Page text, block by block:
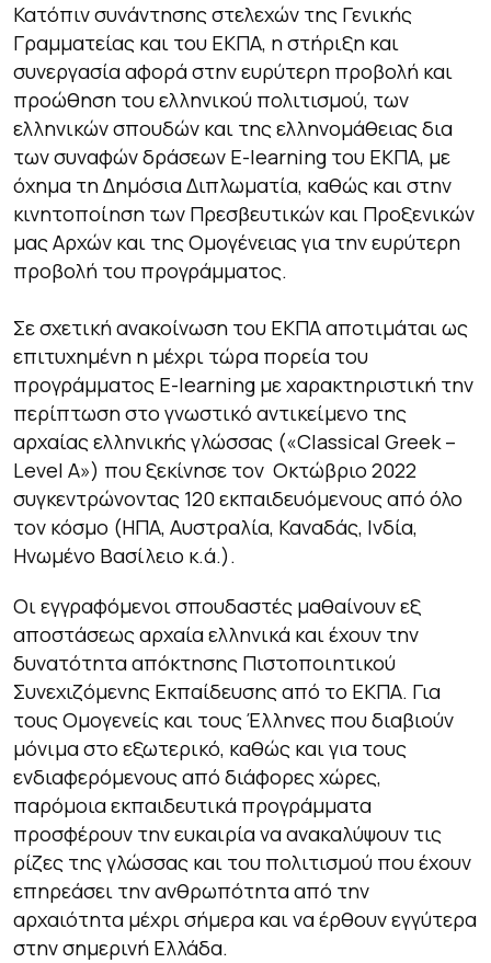
Κατόπιν συνάντησης στελεχών της Γενικής
Γραμματείας και του ΕΚΠΑ, η στήριξη και
συνεργασία αφορά στην ευρύτερη προβολή και
προώθηση του ελληνικού πολιτισμού, των
ελληνικών σπουδών και της ελληνομάθειας δια
των συναφών δράσεων E-learning του ΕΚΠΑ, με
όχημα τη Δημόσια Διπλωματία, καθώς και στην
κινητοποίηση των Πρεσβευτικών και Προξενικών
μας Αρχών και της Ομογένειας για την ευρύτερη
προβολή του προγράμματος.
Σε σχετική ανακοίνωση του ΕΚΠΑ αποτιμάται ως
επιτυχημένη η μέχρι τώρα πορεία του
προγράμματος E-learning με χαρακτηριστική την
περίπτωση στο γνωστικό αντικείμενο της
αρχαίας ελληνικής γλώσσας («Classical Greek –
Level Α») που ξεκίνησε τον Οκτώβριο 2022
συγκεντρώνοντας 120 εκπαιδευόμενους από όλο
τον κόσμο (ΗΠΑ, Αυστραλία, Καναδάς, Ινδία,
Ηνωμένο Βασίλειο κ.ά.).
Οι εγγραφόμενοι σπουδαστές μαθαίνουν εξ
αποστάσεως αρχαία ελληνικά και έχουν την
δυνατότητα απόκτησης Πιστοποιητικού
Συνεχιζόμενης Εκπαίδευσης από το ΕΚΠΑ. Για
τους Ομογενείς και τους Έλληνες που διαβιούν
μόνιμα στο εξωτερικό, καθώς και για τους
ενδιαφερόμενους από διάφορες χώρες,
παρόμοια εκπαιδευτικά προγράμματα
προσφέρουν την ευκαιρία να ανακαλύψουν τις
ρίζες της γλώσσας και του πολιτισμού που έχουν
επηρεάσει την ανθρωπότητα από την
αρχαιότητα μέχρι σήμερα και να έρθουν εγγύτερα
στην σημερινή Ελλάδα.